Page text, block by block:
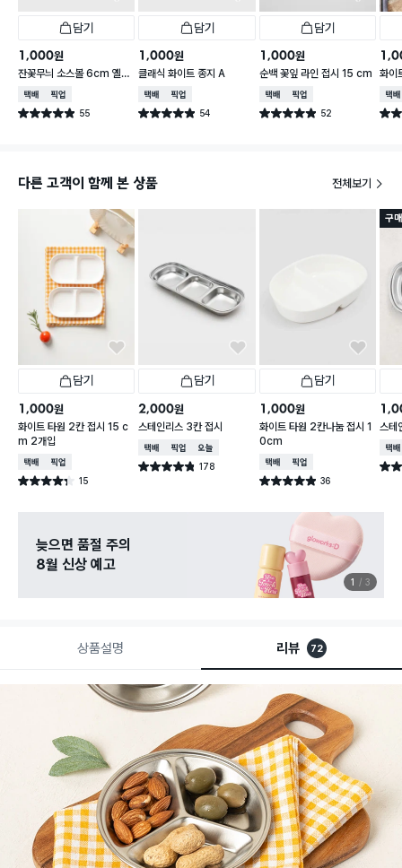
담기
1,000원
잔꽃무늬 소스볼 6cm 옐로
우
택배배송매장픽업
별점 4.9점 55
건 작성
담기
1,000원
클래식 화이트 종지 A
택배배송매장픽업
별점 4.9점 54
건 작성
담기
1,000원
순백 꽃잎 라인 접시 15 cm
택배배송매장픽업
별점 4.9점 52
건 작성
화이
택배
별점
다른 고객이 함께 본 상품 전체보기
담기
1,000원
화이트 타원 2칸 접시 15 c
m 2개입
택배배송매장픽업
별점 4.3점 15
건 작성
담기
2,000원
스테인리스 3칸 접시
택배배송매장픽업오늘배송
별점 4.8점 178
건 작성
담기
1,000원
화이트 타원 2칸나눔 접시 1
0cm
택배배송매장픽업
별점 4.9점 36
건 작성
구
스테
택배
별점
늦으면 품절 주의
8월 신상 예고
1 3
상품설명 리뷰 72